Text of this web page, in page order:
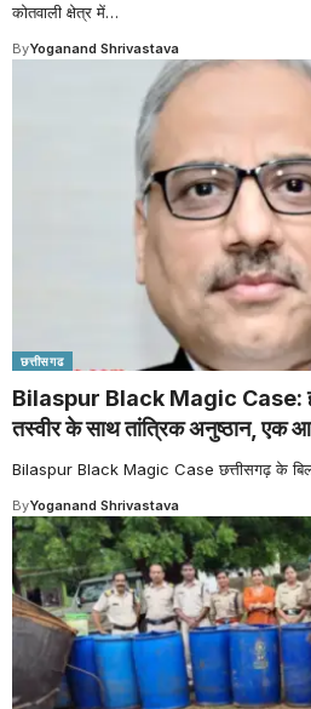
कोतवाली क्षेत्र में…
ByYoganand Shrivastava
छत्तीसगढ
Bilaspur Black Magic Case:
तस्वीर के साथ तांत्रिक अनुष्ठान, एक
Bilaspur Black Magic Case छत्तीसगढ़ के
ByYoganand Shrivastava